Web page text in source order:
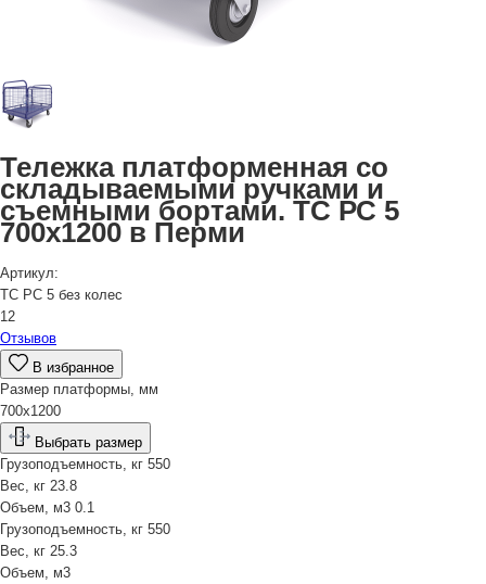
Тележка платформенная со
складываемыми ручками и
съемными бортами. ТС РС 5
700х1200 в Перми
Артикул:
ТС РС 5 без колес
12
Отзывов
В избранное
Размер платформы, мм
700х1200
Выбрать размер
Грузоподъемность, кг 550
Вес, кг 23.8
Объем, м3 0.1
Грузоподъемность, кг 550
Вес, кг 25.3
Объем, м3